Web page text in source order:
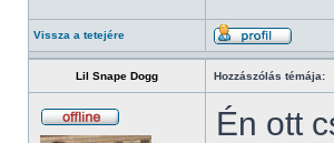
Vissza a tetejére
Lil Snape Dogg Hozzászólás témája:
Én ott